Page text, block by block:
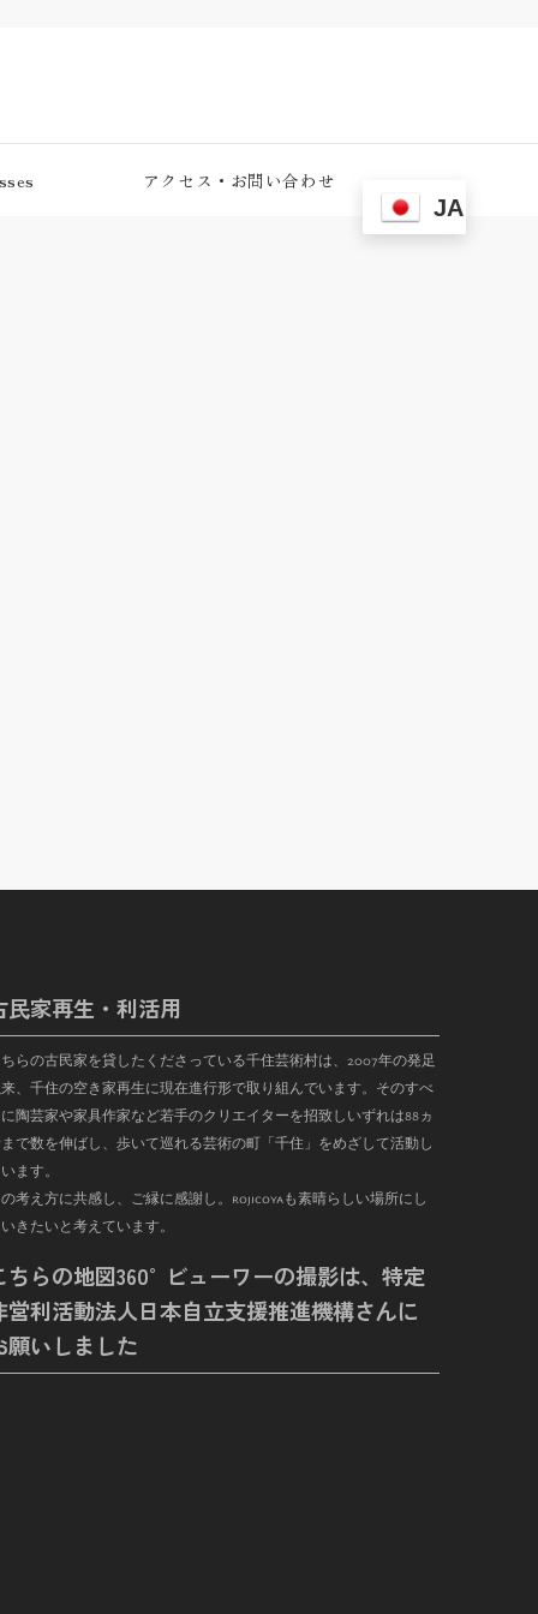
アクセス・お問い合わせ
JA
民家再生・利活用
らの古民家を貸したくださっている千住芸術村は、 2007年の発足
、千住の空き家再生に現在進行形で取り組んでいます。そのすべ
陶芸家や家具作家など若手のクリエイターを招致しいずれは88ヵ
で数を伸ばし、歩いて巡れる芸術の町「千住」をめざして活動し
ます。
考え方に共感し、ご縁に感謝し。rojicoyaも素晴らしい場所にし
きたいと考えています。
ちらの地図360°ビューワーの撮影は、特定
営利活動法人日本自立支援推進機構さんに
願いしました